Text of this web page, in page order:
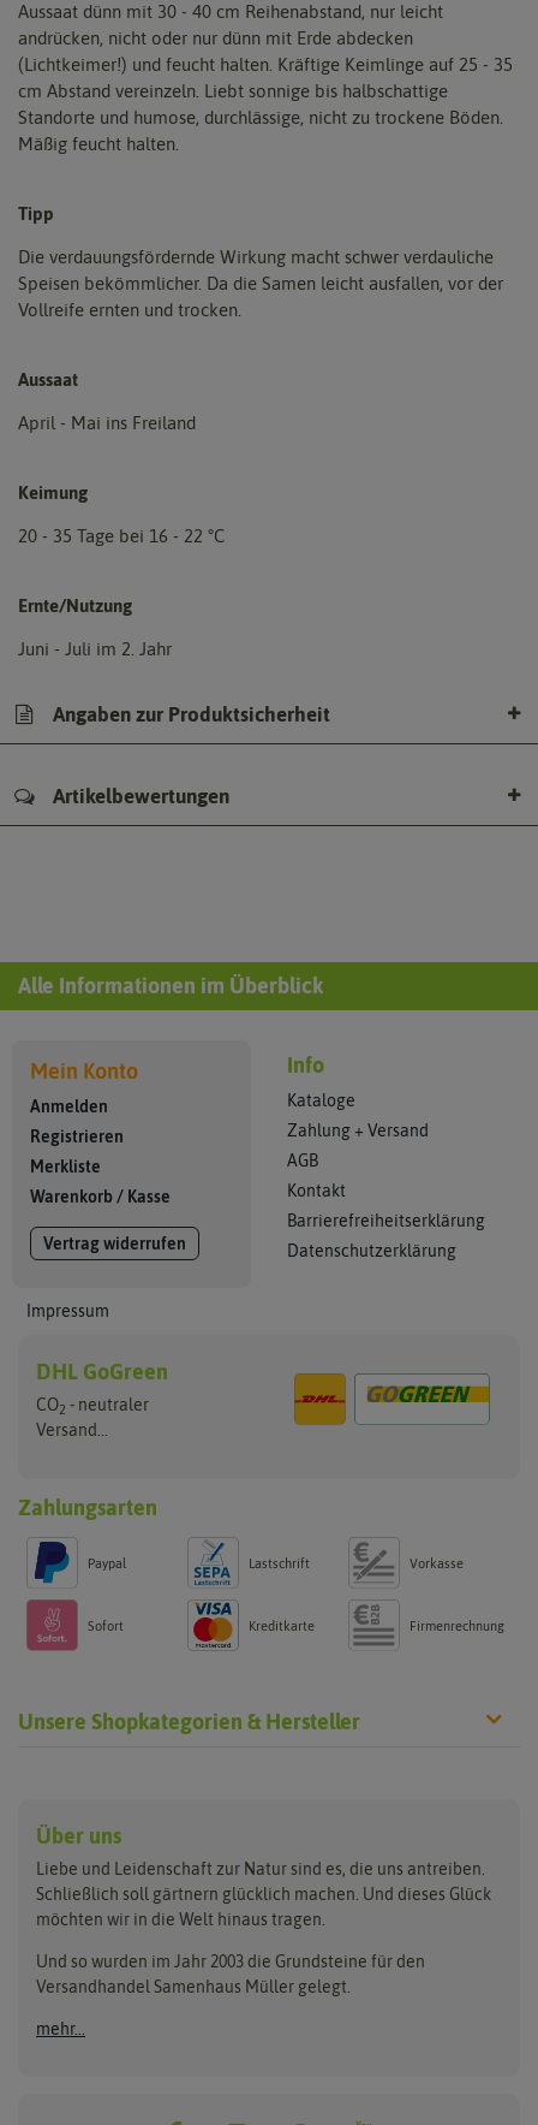
Aussaat dünn mit 30 - 40 cm Reihenabstand, nur leicht
andrücken, nicht oder nur dünn mit Erde abdecken
(Lichtkeimer!) und feucht halten. Kräftige Keimlinge auf 25 - 35
cm Abstand vereinzeln. Liebt sonnige bis halbschattige
Standorte und humose, durchlässige, nicht zu trockene Böden.
Mäßig feucht halten.
Tipp
Die verdauungsfördernde Wirkung macht schwer verdauliche
Speisen bekömmlicher. Da die Samen leicht ausfallen, vor der
Vollreife ernten und trocken.
Aussaat
April - Mai ins Freiland
Keimung
20 - 35 Tage bei 16 - 22 °C
Ernte/Nutzung
Juni - Juli im 2. Jahr
Angaben zur Produktsicherheit
Artikelbewertungen
Alle Informationen im Überblick
Mein Konto
Anmelden
Registrieren
Merkliste
Warenkorb/ Kasse
Vertrag widerrufen
Impressum
Info
Kataloge
Zahlung + Versand
AGB
Kontakt
Barrierefreiheitserklärung
Datenschutzerklärung
DHL GoGreen
CO2 - neutraler
Versand...
Zahlungsarten
Paypal Lastschrift Vorkasse
Sofort Kreditkarte Firmenrechnung
Unsere Shopkategorien & Hersteller
Anzuchtschalen
Beleuchtung
Erdbeertürme
Folien, Vliese und Netze
Gartengeräte
Nützlinge & Nisthilfen
Keimsprossen
Saatgut für Werbezwecke
Samen-Sets
Gemüsesamen
Exotische Samen
Benary
Buzzy Seeds
Clever Pots
Dürr-Samen
FLORTUS
Greenline
Grüne Oase
Über uns
Liebe und Leidenschaft zur Natur sind es, die uns antreiben.
Schließlich soll gärtnern glücklich machen. Und dieses Glück
möchten wir in die Welt hinaus tragen.
Und so wurden im Jahr 2003 die Grundsteine für den
Versandhandel Samenhaus Müller gelegt.
mehr...